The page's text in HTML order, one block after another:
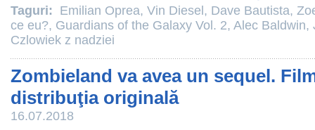
Taguri: Emilian Oprea, Vin Diesel , Dave Bautista,
ce eu?, Guardians of the Galaxy Vol. 2, Alec Baldwin,
Czlowiek z nadziei
Zombieland va avea un sequel.
distribuţia originală
16.07.2018